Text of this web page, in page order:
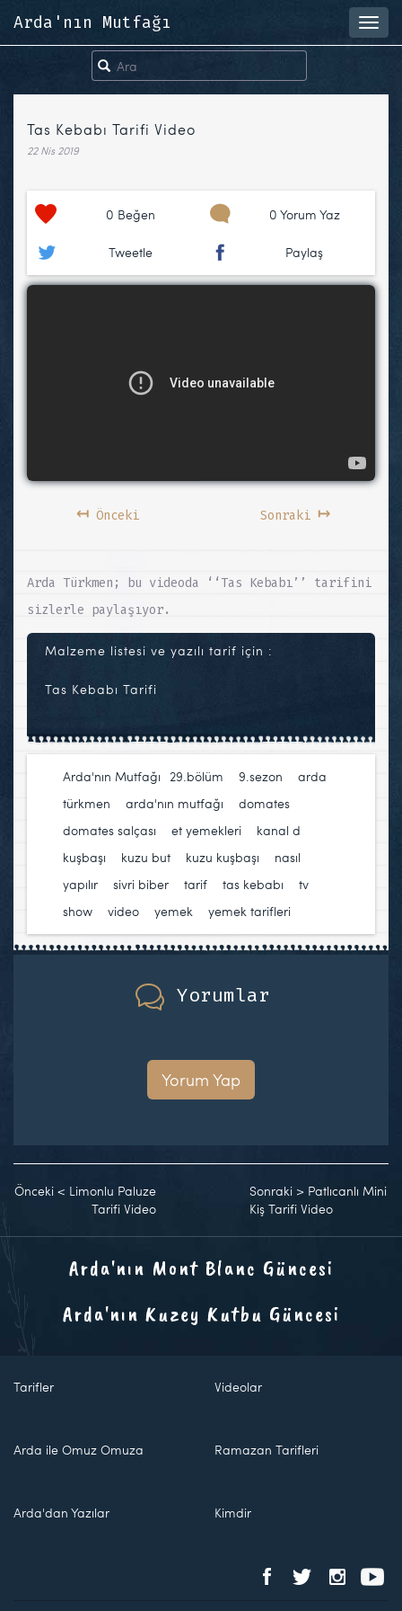
Arda'nın Mutfağı
Tas Kebabı Tarifi Video
22 Nis 2019
0 Beğen 0 Yorum Yaz
Tweetle Paylaş
↤Önceki Sonraki ↦
Arda Türkmen; bu videoda ‘‘Tas Kebabı’’ tarifini
sizlerle paylaşıyor.
Malzeme listesi ve yazılı tarif için :
Tas Kebabı Tarifi
Arda'nın Mutfağı 29.bölüm 9.sezon
arda
türkmen
arda'nın mutfağı domates
domates salçası
et yemekleri kanal d
kuşbaşı
kuzu but kuzu kuşbaşı
nasıl
yapılır
sivri biber tarif tas kebabı
tv
show
video yemek yemek tarifleri
Yorumlar
Yorum Yap
Önceki < Limonlu Paluze
Tarifi Video
Sonraki > Patlıcanlı Mini
Kiş Tarifi Video
Arda'nın Mont Blanc Güncesi
Arda'nın Kuzey Kutbu Güncesi
Tarifler Videolar
Arda ile Omuz Omuza Ramazan Tarifleri
Arda'dan Yazılar Kimdir